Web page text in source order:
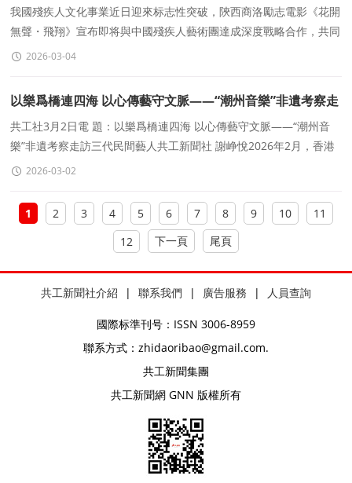
帆起航
我國殘疾人文化事業近日迎來标志性突破，陝西商洛勵志電影《花開
無聲・飛翔》宣布即将與中國殘疾人藝術團達成深度戰略合作，共同
打造首部全程植入無障礙通道的原創院線電影。這
2026-03-04
以樂爲橋連四海 以心傳藝守文脈——“潮州音樂”非遺考察走
訪三代民間藝人
共工社3月2日電 題：以樂爲橋連四海 以心傳藝守文脈——“潮州音
樂”非遺考察走訪三代民間藝人共工新聞社 謝峥悅2026年2月，香港
共工新聞社國際傳播中心副
2026-03-02
1 2 3 4 5 6 7 8 9 10
11
12
下一頁 尾頁
共工新聞社介紹 | 聯系我們 | 廣告服務 | 人員查詢
國際标準刊号：ISSN 3006-8959
聯系方式：zhidaoribao@gmail.com.
共工新聞集團
共工新聞網 GNN 版權所有